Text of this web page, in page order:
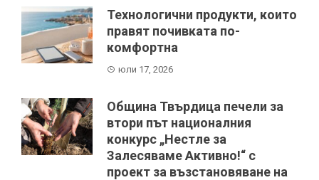
Технологични продукти, които
правят почивката по-
комфортна
юли 17, 2026
Община Твърдица печели за
втори път националния
конкурс „Нестле за
Залесяваме Активно!“ с
проект за възстановяване на